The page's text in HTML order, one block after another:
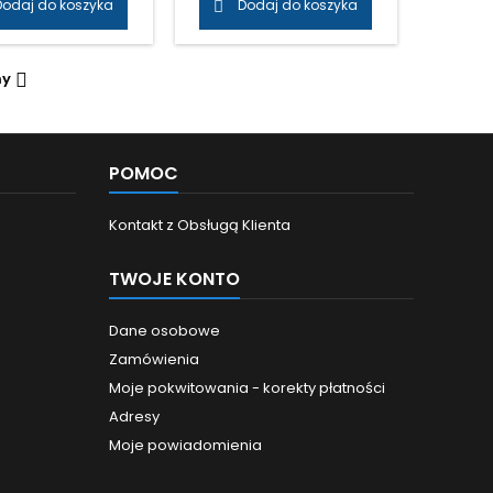
) Cena: 2,70 zł
do koszyka  Dodaj do koszyka

POMOC
Kontakt z Obsługą Klienta
TWOJE KONTO
Dane osobowe
Zamówienia
Moje pokwitowania - korekty płatności
Adresy
Moje powiadomienia